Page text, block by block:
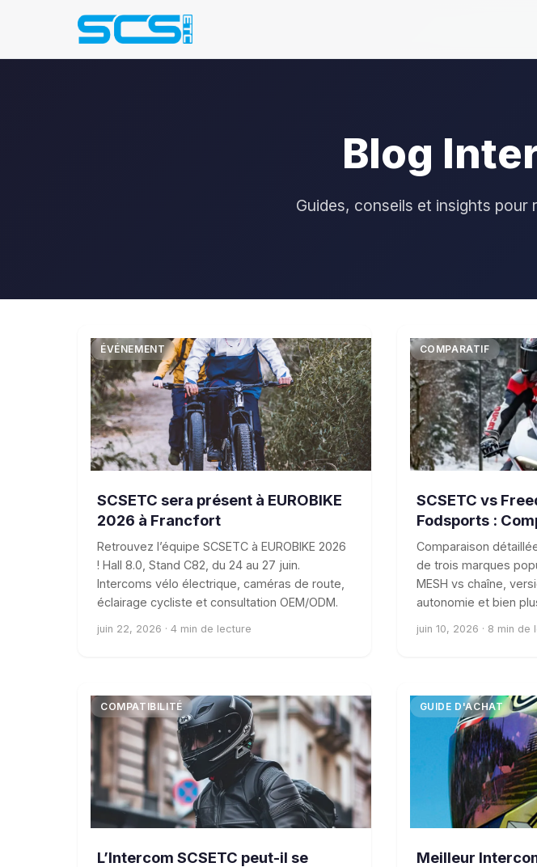
Blog
Guides, conseils et insights
ÉVÉNEMENT
SCSETC sera présent à EUROBIKE
2026 à Francfort
Retrouvez l’équipe SCSETC à EUROBIKE 2026
! Hall 8.0, Stand C82, du 24 au 27 juin.
Intercoms vélo électrique, caméras de route,
éclairage cycliste et consultation OEM/ODM.
juin 22, 2026 · 4 min de lecture
COMPARATIF
SCSETC vs
Fodsports :
Comparaison
de trois marques
MESH vs chaîne,
autonomie et bien
juin 10, 2026 · 8 min de
COMPATIBILITÉ
L’Intercom SCSETC peut-il se
GUIDE D'ACHAT
Meilleur